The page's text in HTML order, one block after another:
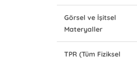
Görsel ve İşitsel
Materyaller
TPR (Tüm Fiziksel